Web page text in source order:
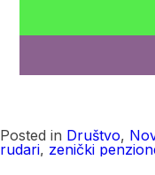
Posted in Društvo,
rudari, zenički